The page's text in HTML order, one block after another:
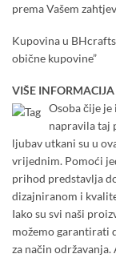
prema Vašem
Kupovina u
obične kupovine”
VIŠE
Osoba čije
napravila taj
ljubav utkani su u
vrijednim. Pomoći
prihod predstavlja
dizajniranom i
Iako su svi naši
možemo garantirati
za način